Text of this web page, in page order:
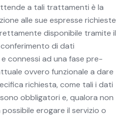
a tali trattamenti è la
alle sue espresse richieste
disponibile tramite il
di dati
connessi ad una fase pre-
ovvero funzionale a dare
richiesta, come tali i dati
obbligatori e, qualora non
erogare il servizio o